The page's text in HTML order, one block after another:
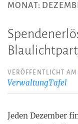
MONAT:
VERÖFFENTLICHT
VerwaltungTafel
Jeden Dezember